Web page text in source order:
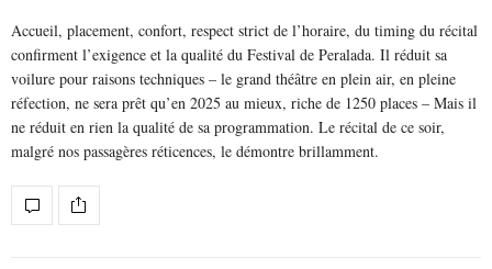
Accueil, placement, confort, respect strict de l’horaire, du timing du récital
confirment l’exigence et la qualité du Festival de Peralada. Il réduit sa
voilure pour raisons techniques – le grand théâtre en plein air, en pleine
réfection, ne sera prêt qu’en 2025 au mieux, riche de 1250 places – Mais il
ne réduit en rien la qualité de sa programmation. Le récital de ce soir,
malgré nos passagères réticences, le démontre brillamment.